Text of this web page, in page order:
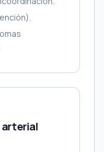
arterial